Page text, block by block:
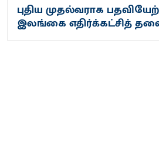
புதிய முதல்​வ​ராக
இலங்கை எதிர்க்கட்சித்